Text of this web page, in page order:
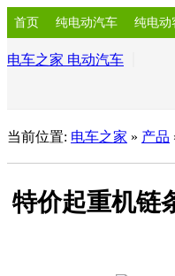
首页 纯电动汽车 纯电动
电车之家 电动汽车
当前位置: 电车之家 » 产品
特价起重机链